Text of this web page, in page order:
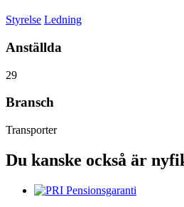
Styrelse Ledning
Anställda
29
Bransch
Transporter
Du kanske också är